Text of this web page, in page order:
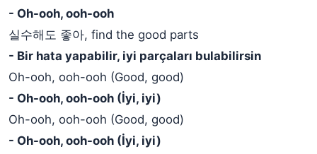
- Oh-ooh, ooh-ooh
실수해도 좋아, find the good parts
- Bir hata yapabilir, iyi parçaları bulabilirsin
Oh-ooh, ooh-ooh (Good, good)
- Oh-ooh, ooh-ooh (İyi, iyi)
Oh-ooh, ooh-ooh (Good, good)
- Oh-ooh, ooh-ooh (İyi, iyi)